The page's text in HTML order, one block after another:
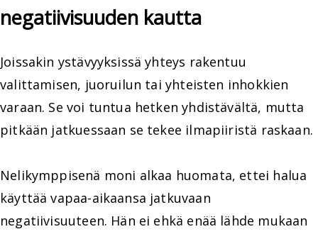
negatiivisuuden kautta
Joissakin ystävyyksissä yhteys rakentuu
valittamisen, juoruilun tai yhteisten inhokkien
varaan. Se voi tuntua hetken yhdistävältä, mutta
pitkään jatkuessaan se tekee ilmapiiristä raskaan.
Nelikymppisenä moni alkaa huomata, ettei halua
käyttää vapaa-aikaansa jatkuvaan
negatiivisuuteen. Hän ei ehkä enää lähde mukaan